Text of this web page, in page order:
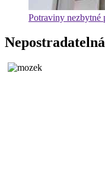
Potraviny nezbytné